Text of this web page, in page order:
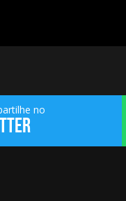
no